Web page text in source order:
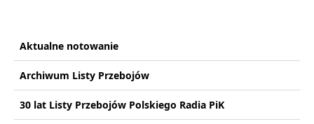
Aktualne notowanie
Archiwum Listy Przebojów
30 lat Listy Przebojów Polskiego Radia PiK